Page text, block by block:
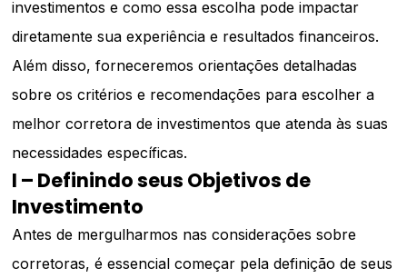
investimentos e como essa escolha pode impactar
diretamente sua experiência e resultados financeiros.
Além disso, forneceremos orientações detalhadas
sobre os critérios e recomendações para escolher a
melhor corretora de investimentos que atenda às suas
necessidades específicas.
I – Definindo seus Objetivos de
Investimento
Antes de mergulharmos nas considerações sobre
corretoras, é essencial começar pela definição de seus